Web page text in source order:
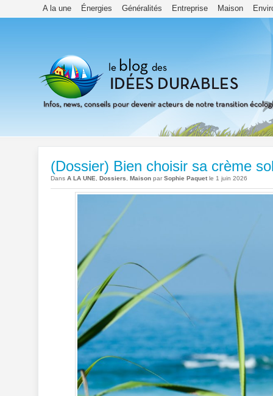
A la une Énergies Généralités Entreprise Maison
(Dossier) Bien choisir sa crème
Dans A LA UNE Dossiers Maison par Sophie Paquet le 1 juin 2026